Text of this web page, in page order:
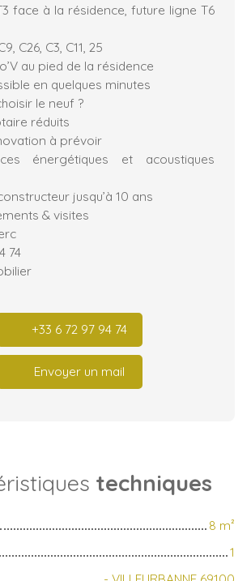
face à la résidence, future ligne T6
C26, C3, C11, 25
au pied de la résidence
en quelques minutes
le neuf ?
réduits
à prévoir
énergétiques et acoustiques
jusqu’à 10 ans
& visites
74
+33 6 72 97 94 74
Envoyer un mail
techniques
8 m²
1